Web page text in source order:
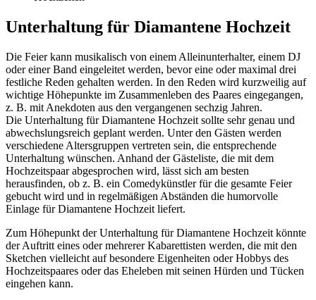
Unterhaltung für Diamantene Hochzeit
Die Feier kann musikalisch von einem Alleinunterhalter, einem DJ
oder einer Band eingeleitet werden, bevor eine oder maximal drei
festliche Reden gehalten werden. In den Reden wird kurzweilig auf
wichtige Höhepunkte im Zusammenleben des Paares eingegangen,
z. B. mit Anekdoten aus den vergangenen sechzig Jahren.
Die Unterhaltung für Diamantene Hochzeit sollte sehr genau und
abwechslungsreich geplant werden. Unter den Gästen werden
verschiedene Altersgruppen vertreten sein, die entsprechende
Unterhaltung wünschen. Anhand der Gästeliste, die mit dem
Hochzeitspaar abgesprochen wird, lässt sich am besten
herausfinden, ob z. B. ein Comedykünstler für die gesamte Feier
gebucht wird und in regelmäßigen Abständen die humorvolle
Einlage für Diamantene Hochzeit liefert.
Zum Höhepunkt der Unterhaltung für Diamantene Hochzeit könnte
der Auftritt eines oder mehrerer Kabarettisten werden, die mit den
Sketchen vielleicht auf besondere Eigenheiten oder Hobbys des
Hochzeitspaares oder das Eheleben mit seinen Hürden und Tücken
eingehen kann.